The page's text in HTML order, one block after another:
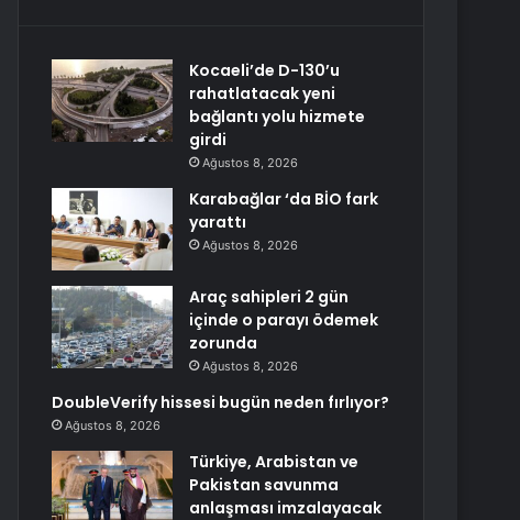
Kocaeli’de D-130’u
rahatlatacak yeni
bağlantı yolu hizmete
girdi
Ağustos 8, 2026
Karabağlar ‘da BİO fark
yarattı
Ağustos 8, 2026
Araç sahipleri 2 gün
içinde o parayı ödemek
zorunda
Ağustos 8, 2026
DoubleVerify hissesi bugün neden fırlıyor?
Ağustos 8, 2026
Türkiye, Arabistan ve
Pakistan savunma
anlaşması imzalayacak